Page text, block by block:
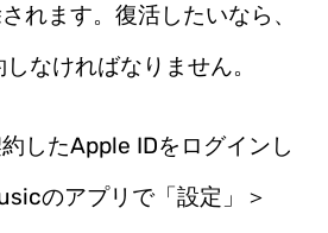
れます。復活したいなら、
なければなりません。
したApple IDをログインし
のアプリで「設定」＞